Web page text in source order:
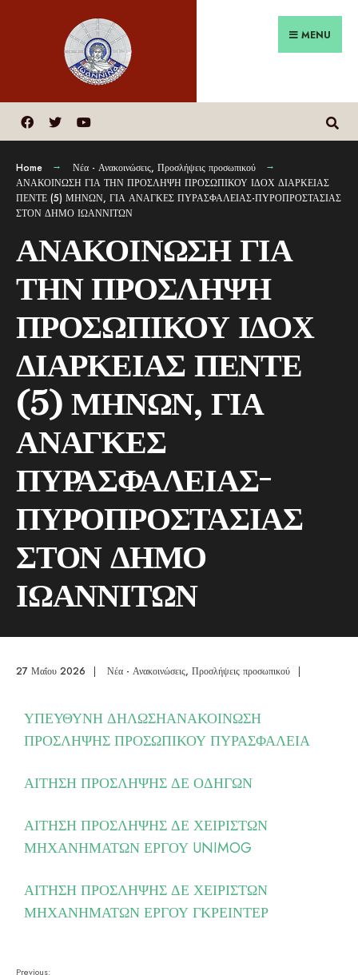
MENU
Home Νέα - Ανακοινώσεις, Προσλήψεις προσωπικού
ΑΝΑΚΟΙΝΩΣΗ ΓΙΑ ΤΗΝ ΠΡΟΣΛΗΨΗ ΠΡΟΣΩΠΙΚΟΥ ΙΔΟΧ ΔΙΑΡΚΕΙΑΣ
ΠΕΝΤΕ (5) ΜΗΝΩΝ, ΓΙΑ ΑΝΑΓΚΕΣ ΠΥΡΑΣΦΑΛΕΙΑΣ-ΠΥΡΟΠΡΟΣΤΑΣΙΑΣ
ΣΤΟΝ ΔΗΜΟ ΙΩΑΝΝΙΤΩΝ
ΑΝΑΚΟΙΝΩΣΗ ΓΙΑ
ΤΗΝ ΠΡΟΣΛΗΨΗ
ΠΡΟΣΩΠΙΚΟΥ ΙΔΟΧ
ΔΙΑΡΚΕΙΑΣ ΠΕΝΤΕ
(5) ΜΗΝΩΝ, ΓΙΑ
ΑΝΑΓΚΕΣ
ΠΥΡΑΣΦΑΛΕΙΑΣ-
ΠΥΡΟΠΡΟΣΤΑΣΙΑΣ
ΣΤΟΝ ΔΗΜΟ
ΙΩΑΝΝΙΤΩΝ
27 Μαΐου 2026 | Νέα - Ανακοινώσεις, Προσλήψεις προσωπικού |
ΥΠΕΥΘΥΝΗ ΔΗΛΩΣΗΑΝΑΚΟΙΝΩΣΗ
ΠΡΟΣΛΗΨΗΣ ΠΡΟΣΩΠΙΚΟΥ ΠΥΡΑΣΦΑΛΕΙΑ
ΑΙΤΗΣΗ ΠΡΟΣΛΗΨΗΣ ΔΕ ΟΔΗΓΩΝ
ΑΙΤΗΣΗ ΠΡΟΣΛΗΨΗΣ ΔΕ ΧΕΙΡΙΣΤΩΝ
ΜΗΧΑΝΗΜΑΤΩΝ ΕΡΓΟΥ UNIMOG
ΑΙΤΗΣΗ ΠΡΟΣΛΗΨΗΣ ΔΕ ΧΕΙΡΙΣΤΩΝ
ΜΗΧΑΝΗΜΑΤΩΝ ΕΡΓΟΥ ΓΚΡΕΙΝΤΕΡ
Previous: